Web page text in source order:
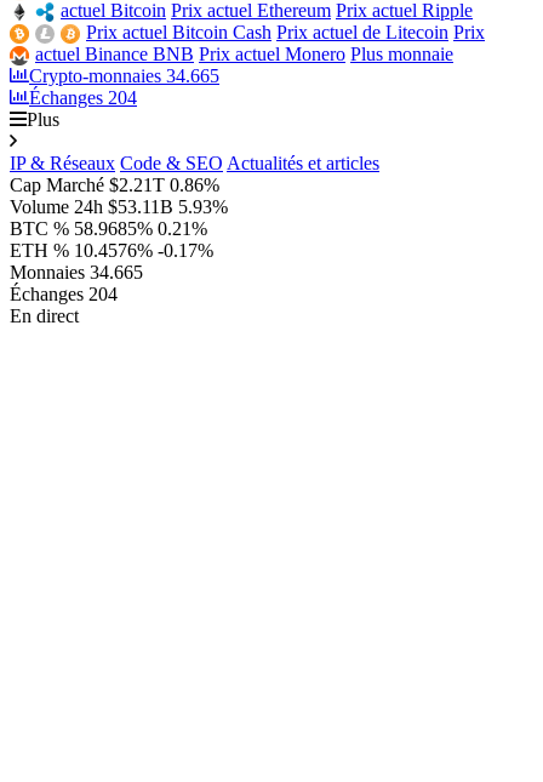
actuel Bitcoin Prix actuel Ethereum Prix actuel Ripple
Prix actuel Bitcoin Cash Prix actuel de Litecoin Prix
actuel Binance BNB Prix actuel Monero Plus monnaie
Crypto-monnaies 34.665
Échanges 204
Plus
IP & Réseaux Code & SEO Actualités et articles
Cap Marché $2.21T 0.86%
Volume 24h $53.11B 5.93%
BTC % 58.9685% 0.21%
ETH % 10.4576% -0.17%
Monnaies 34.665
Échanges 204
En direct